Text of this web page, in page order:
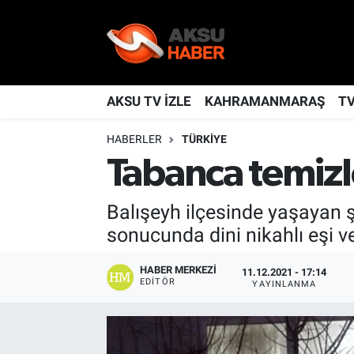
AKSU TV İZLE KAHRAMANMARAŞ
HABERLER TÜRKİYE
Tabanca
Balışeyh ilçesinde yaşayan
sonucunda dini nikahlı eşi
HABER MERKEZI
EDITÖR
11.12.2021 - 17:14
YAYINLANMA
KAHRAMANMARAŞ
Nöbetçi Eczaneler
Hava Durumu
Kahramanmaraş Namaz Vakitleri
Trafik Durumu
TFF 2.Lig Kırmızı Grup Puan Durumu ve Fikstür
Tüm Manşetler